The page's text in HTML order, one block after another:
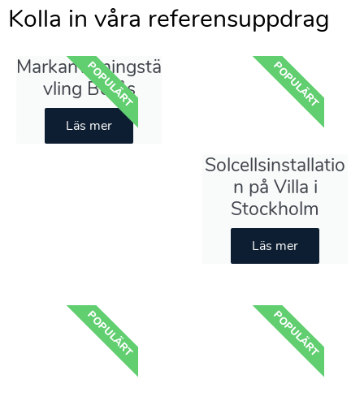
Kolla in våra referensuppdrag
Markanvisningstä
vling Borås
Läs mer
POPULÄRT
Solcellsinstallatio
n på Villa i
Stockholm
Läs mer
POPULÄRT
POPULÄRT POPULÄRT